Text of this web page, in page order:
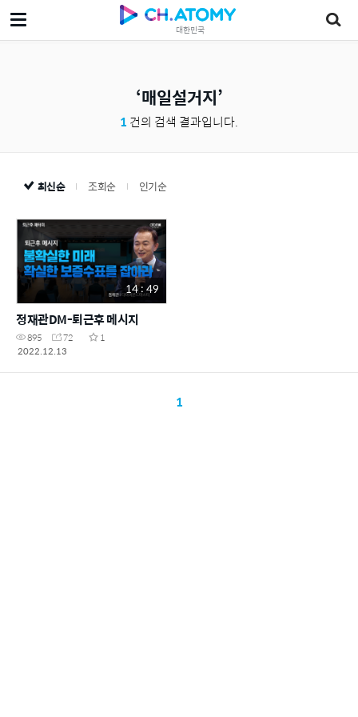
대한민국
매일설거지
1 건의 검색 결과입니다.
최신순 조회순 인기순
14 : 49
정재관DM-퇴근후 메시지
895 72
1
2022.12.13
1